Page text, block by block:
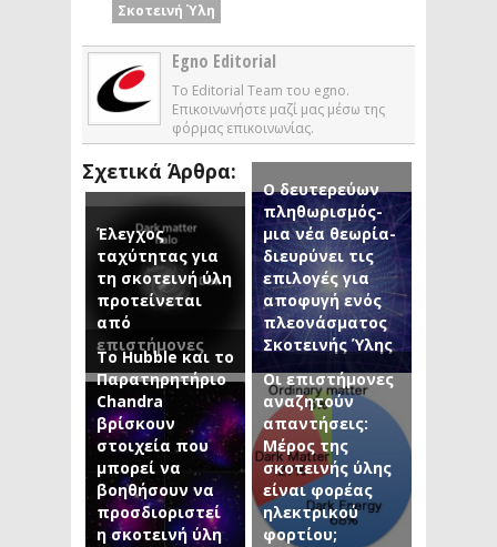
Σκοτεινή Ύλη
Egno Editorial
Το Editorial Team του egno.
Επικοινωνήστε μαζί μας μέσω της
φόρμας επικοινωνίας.
Σχετικά Άρθρα:
Έλεγχος
ταχύτητας για
τη σκοτεινή ύλη
προτείνεται
από
επιστήμονες
Ο δευτερεύων
πληθωρισμός-
μια νέα θεωρία-
διευρύνει τις
επιλογές για
αποφυγή ενός
πλεονάσματος
Σκοτεινής Ύλης
Το Hubble και το
Παρατηρητήριο
Chandra
βρίσκουν
στοιχεία που
μπορεί να
βοηθήσουν να
προσδιοριστεί
η σκοτεινή ύλη
Οι επιστήμονες
αναζητούν
απαντήσεις:
Μέρος της
σκοτεινής ύλης
είναι φορέας
ηλεκτρικού
φορτίου;